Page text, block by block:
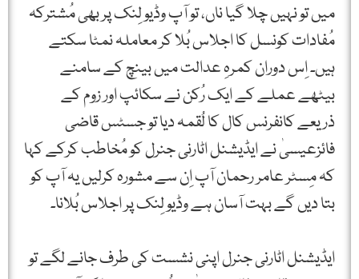
میں تو نہیں چلا گیا ناں، تو آپ وڈیو لِنک پر بھی مُشترکہ
مُفادات کونسل کا اجلاس بُلا کر معاملہ نمٹا سکتے
ہیں۔ اِس دوران کمرہِ عدالت میں بینچ کے سامنے
بیٹھے عملے کے ایک رُکن نے سکائپ اور زوم کے
ذریعے کانفرنس کال کا لُقمہ دیا تو جسٹس قاضی
فائزعیسیٰ نے ایڈیشنل اٹارنی جنرل کو مُخاطب کرکے کہا
کہ مِسٹر عامر رحمان آپ اِن سے مشورہ کرلیں یہ آپ کو
بتا دیں گے بہت آسان ہے وڈیو لِنک پر اجلاس بُلانا۔
ایڈیشنل اٹارنی جنرل اپنی نشست کی طرف جانے لگے تو